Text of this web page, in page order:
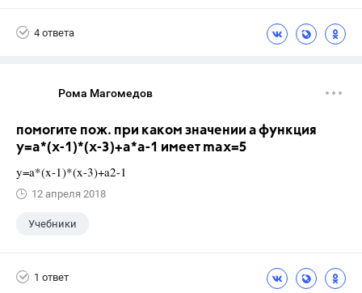
4 ответа
Рома Магомедов
помогите пож. при каком значении а функция
y=a*(x-1)*(x-3)+a*a-1 имеет max=5
y=a*(x-1)*(x-3)+a2-1
12 апреля 2018
Учебники
1 ответ